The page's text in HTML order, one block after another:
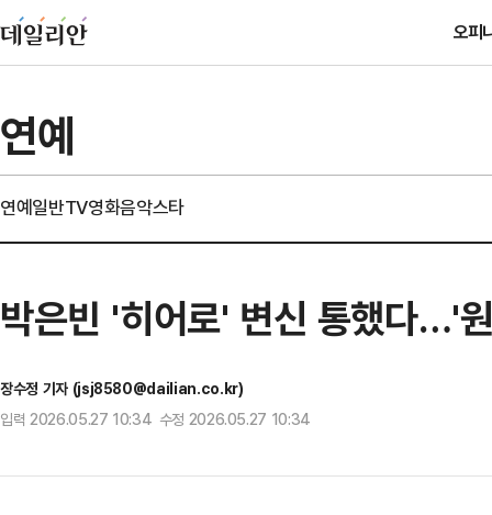
오피
연예
연예일반TV영화음악스타
박은빈 '히어로' 변신 통했다…'
장수정 기자 (jsj8580@dailian.co.kr)
입력 2026.05.27 10:34 수정 2026.05.27 10:34